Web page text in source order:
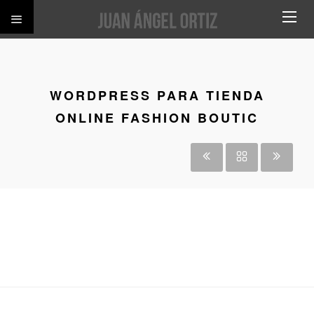
WORDPRESS PARA TIENDA
ONLINE FASHION BOUTIC